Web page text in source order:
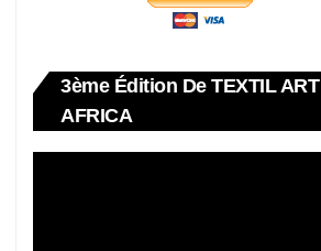
3ème Édition De TEXTIL ART
AFRICA